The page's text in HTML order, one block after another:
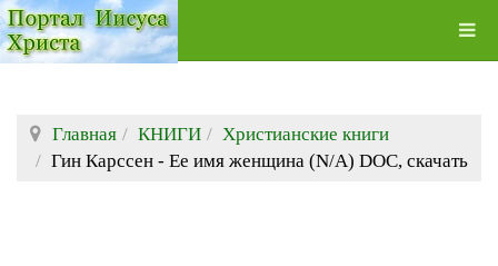
Главная КНИГИ
Христианские книги
Гин Карссен - Ее имя женщина (N/A) DOC, скачать